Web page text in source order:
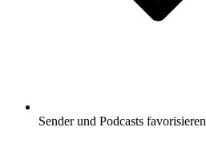
Sender und Podcasts favorisieren